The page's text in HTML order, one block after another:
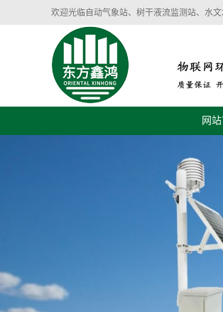
欢迎光临自动气象站、树干液流监测站、水
网